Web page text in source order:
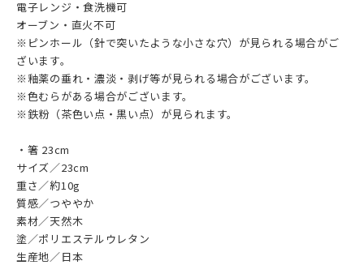
電子レンジ・食洗機可
オーブン・直火不可
※ピンホール（針で突いたような小さな穴）が見られる場合がご
ざいます。
※釉薬の垂れ・濃淡・剥げ等が見られる場合がございます。
※色むらがある場合がございます。
※鉄粉（茶色い点・黒い点）が見られます。
・箸 23cm
サイズ／23cm
重さ／約10g
質感／つややか
素材／天然木
塗／ポリエステルウレタン
生産地／日本